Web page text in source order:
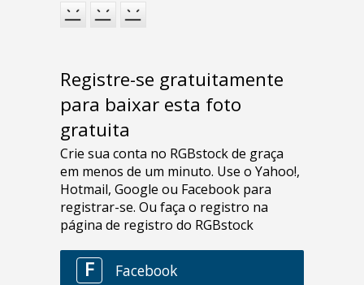
Registre-se gratuitamente
para baixar esta foto
gratuita